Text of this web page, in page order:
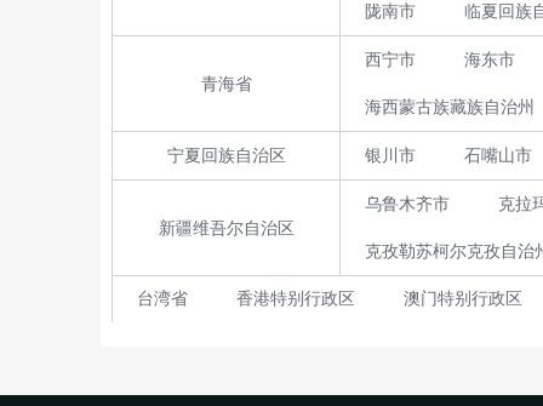
陇南市 临夏回族
青海省
西宁市 海东市
海西蒙古族藏族自治州
宁夏回族自治区 银川市 石嘴山市
新疆维吾尔自治区
乌鲁木齐市 克拉
克孜勒苏柯尔克孜自治
台湾省 香港特别行政区 澳门特别行政区